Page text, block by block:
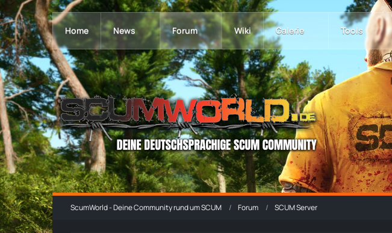
Home News Forum Wiki Galerie Tools
ScumWorld - Deine Community rund um SCUM Forum SCUM Server